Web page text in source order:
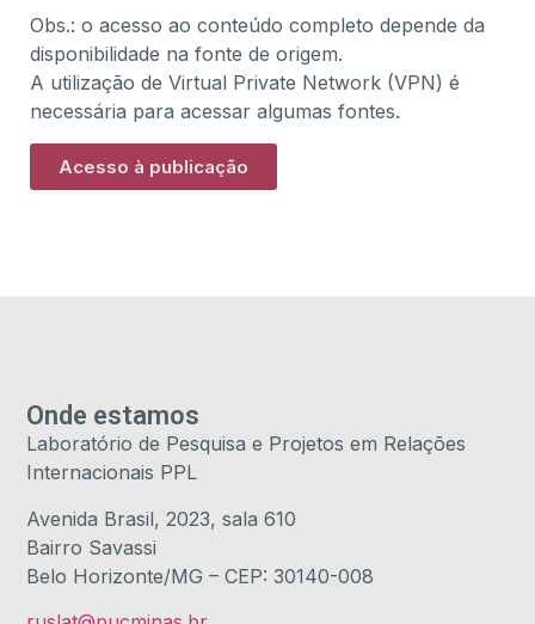
Obs.: o acesso ao conteúdo completo depende da
disponibilidade na fonte de origem.
A utilização de Virtual Private Network (VPN) é
necessária para acessar algumas fontes.
Acesso à publicação
Onde estamos
Laboratório de Pesquisa e Projetos em Relações
Internacionais PPL
Avenida Brasil, 2023, sala 610
Bairro Savassi
Belo Horizonte/MG – CEP: 30140-008